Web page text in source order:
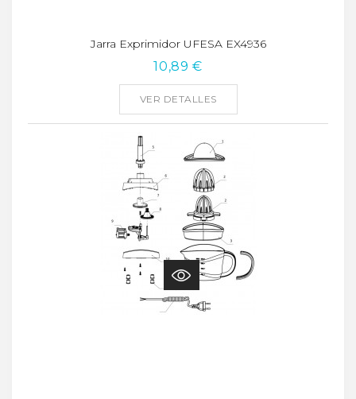
Jarra Exprimidor UFESA EX4936
10,89 €
VER DETALLES